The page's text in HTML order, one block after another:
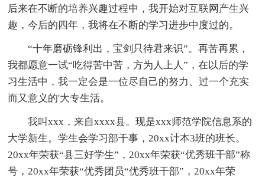
后来在不断的培养兴趣过程中，我开始对互联网产生兴
趣，今后的四年，我将在不断的学习进步中度过的。
“十年磨砺锋利出，宝剑只待君来识”。再苦再累，
我都愿意一试“吃得苦中苦，方为人上人”，在以后的学
习生活中，我一定会是一位尽自己的努力、过一个充实
而又意义的'大专生活。
我叫xxx，来自xxxx县。现是xxx师范学院信息系的
大学新生。学生会学习部干事，20xx计本3班的班长。
20xx年荣获“县三好学生”，20xx年荣获“优秀班干部”称
号，20xx年荣获“优秀团员“优秀班干部”，20xx年荣